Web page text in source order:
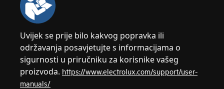
Uvijek se prije bilo kakvog popravka ili
održavanja posavjetujte s informacijama o
sigurnosti u priručniku za korisnike vašeg
proizvoda. https://www.electrolux.com/support/user-
manuals/